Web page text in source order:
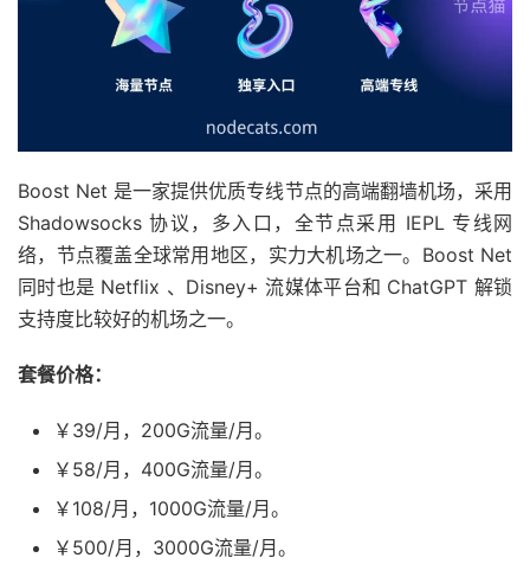
Boost Net 是一家提供优质专线节点的高端翻墙机场，采用
Shadowsocks 协议，多入口，全节点采用 IEPL 专线网
络，节点覆盖全球常用地区，实力大机场之一。Boost Net
同时也是 Netflix 、Disney+ 流媒体平台和 ChatGPT 解锁
支持度比较好的机场之一。
套餐价格：
￥39/月，200G流量/月。
￥58/月，400G流量/月。
￥108/月，1000G流量/月。
￥500/月，3000G流量/月。